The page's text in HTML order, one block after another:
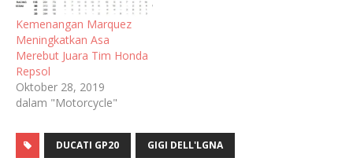
Kemenangan Marquez
Meningkatkan Asa
Merebut Juara Tim Honda
Repsol
Oktober 28, 2019
dalam "Motorcycle"
DUCATI GP20 GIGI DELL'LGNA